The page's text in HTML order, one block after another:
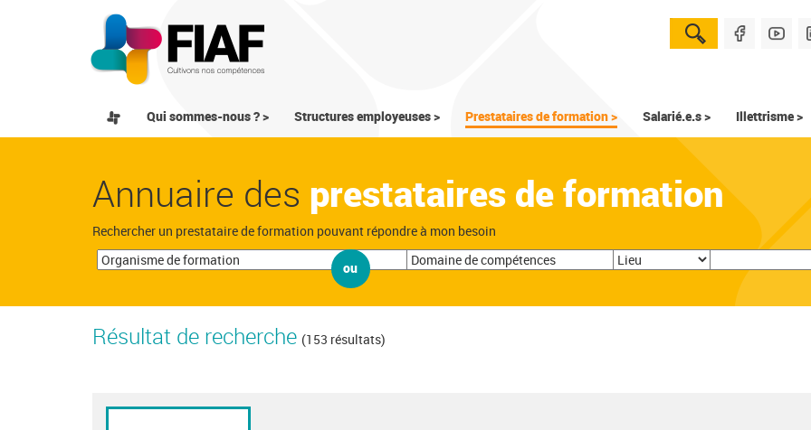
Qui sommes-nous ? > Structures employeuses > Prestataires de formation > Salarié.e.s > Illettrisme >
Annuaire des prestataires de formation
Rechercher un prestataire de formation pouvant répondre à mon besoin
ou
Résultat de recherche (153 résultats)